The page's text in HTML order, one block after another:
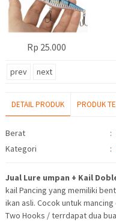
Rp 25.000
prev next
DETAIL PRODUK PRODUK
Detail Produk
Berat :
Kategori
:
Jual Lure umpan + Kail
kail Pancing yang memiliki
ikan asli. Cocok untuk
Two Hooks / terrdapat dua